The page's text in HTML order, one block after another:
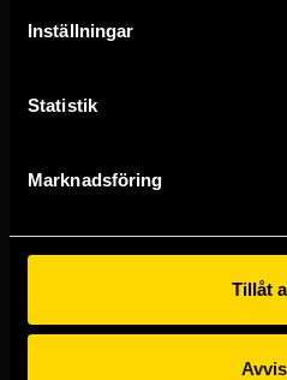
Inställningar
Statistik
Marknadsföring
Tillåt
Stockholmsbutiken
Södra Förstadsgatan 26
211 43 Malmö